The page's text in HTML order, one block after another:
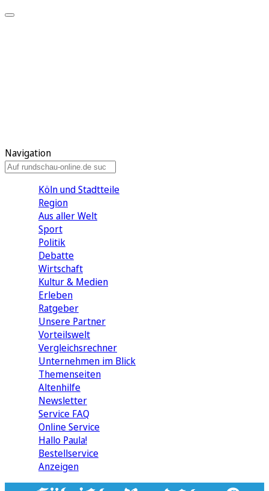
Navigation
Köln und Stadtteile
Region
Aus aller Welt
Sport
Politik
Debatte
Wirtschaft
Kultur & Medien
Erleben
Ratgeber
Unsere Partner
Vorteilswelt
Vergleichsrechner
Unternehmen im Blick
Themenseiten
Altenhilfe
Newsletter
Service FAQ
Online Service
Hallo Paula!
Bestellservice
Anzeigen